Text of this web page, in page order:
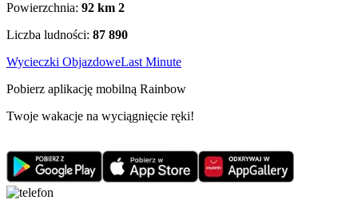
Powierzchnia: 92 km 2
Liczba ludności: 87 890
Wycieczki ObjazdoweLast Minute
Pobierz aplikację mobilną Rainbow
Twoje wakacje na wyciągnięcie ręki!